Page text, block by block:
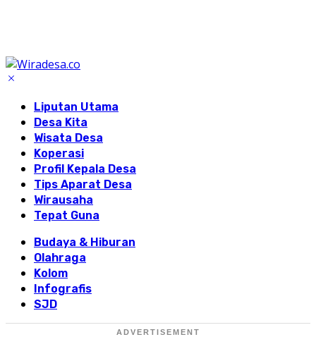
Liputan Utama
Desa Kita
Wisata Desa
Koperasi
Profil Kepala Desa
Tips Aparat Desa
Wirausaha
Tepat Guna
Budaya & Hiburan
Olahraga
Kolom
Infografis
SJD
ADVERTISEMENT